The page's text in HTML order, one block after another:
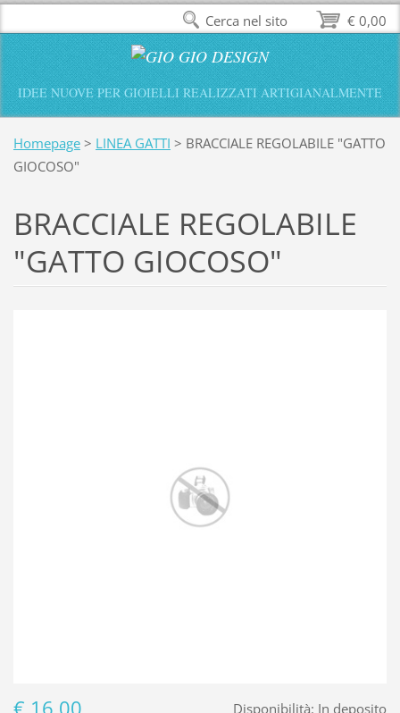
IDEE NUOVE PER GIOIELLI REALIZZATI ARTIGIANALMENTE
Homepage > LINEA GATTI > BRACCIALE REGOLABILE "GATTO
GIOCOSO"
BRACCIALE REGOLABILE
"GATTO GIOCOSO"
Disponibilità: In deposito
€ 0,00
Cerca nel sito